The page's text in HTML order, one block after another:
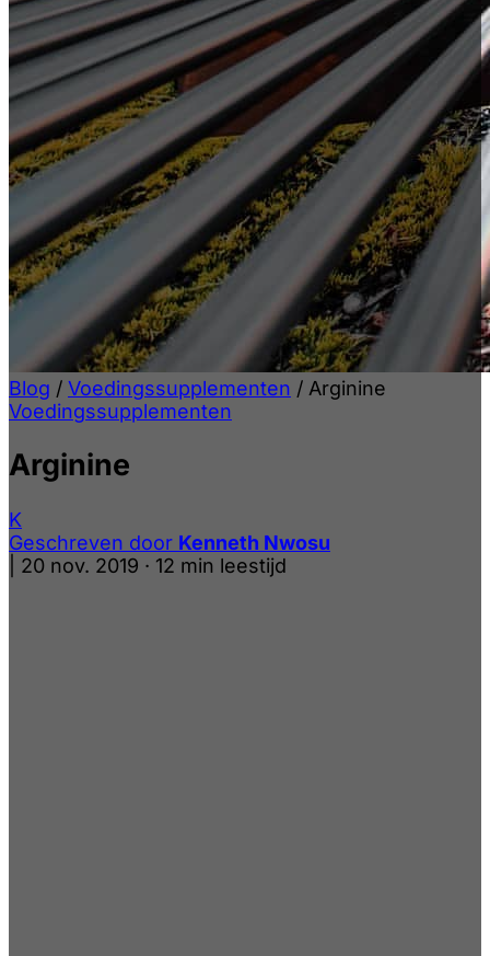
Blog / Voedingssupplementen / Arginine
Voedingssupplementen
Arginine
K
Geschreven door Kenneth Nwosu
20 nov. 2019 · 12 min leestijd